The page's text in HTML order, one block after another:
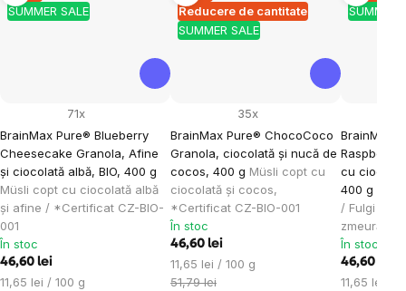
SUMMER SALE
BrainMax Pure® Blueberry
Cheesecake Granola, Afine
și ciocolată albă, BIO, 400 g
Müsli copt cu ciocolată albă
și afine / *Certificat CZ-BIO-
001
71x
În stoc
46,60 lei
Evaluare
11,65 lei / 100 g
Reducere de cantitate
SUMMER SALE
BrainMax Pure® ChocoCoco
Granola, ciocolată și nucă de
cocos, 400 g Müsli copt cu
ciocolată și cocos,
*Certificat CZ-BIO-001
35x
În stoc
46,60 lei
Evaluare
preţ:
11,65 lei / 100 g
51,79 lei
SUMMER
BrainMax
Raspberry
cu
400 g
/ Fulgi
zmeură
În stoc
46,60 lei
Evaluare
11,65 lei /